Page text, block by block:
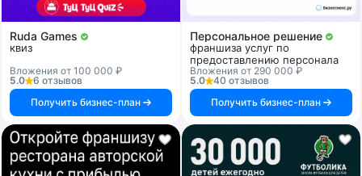
Ruda Games
квиз
Вложения от 100 000 ₽
5.0
6 отзывов
Получить бизнес-план
Персональное решение
франшиза услуг по
предоставлению персонала
Вложения от 290 000 ₽
5.0
40 отзывов
Получить бизнес-план